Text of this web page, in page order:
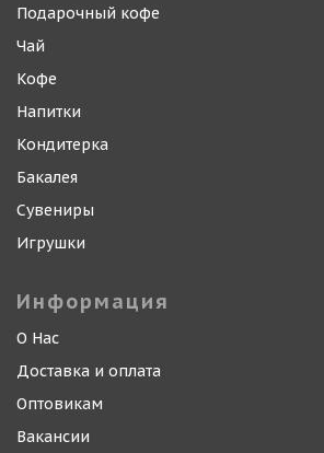
Подарочный кофе
Чай
Кофе
Напитки
Кондитерка
Бакалея
Сувениры
Игрушки
Информация
О Нас
Доставка и оплата
Оптовикам
Вакансии